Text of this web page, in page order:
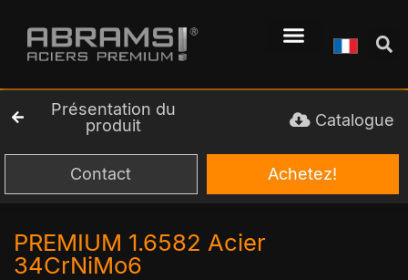
Présentation du
produit
Catalogue
Contact Achetez!
PREMIUM 1.6582 Acier
34CrNiMo6